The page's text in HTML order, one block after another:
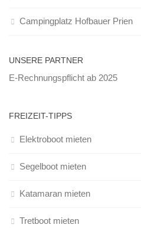
Campingplatz Hofbauer Prien
UNSERE PARTNER
E-Rechnungspflicht ab 2025
FREIZEIT-TIPPS
Elektroboot mieten
Segelboot mieten
Katamaran mieten
Tretboot mieten